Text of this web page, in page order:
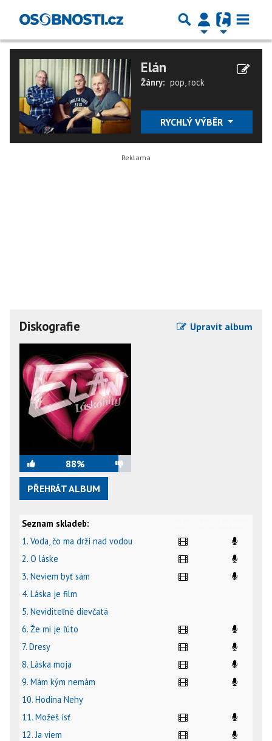
Elán
Žánry: pop,rock
RYCHLÝ VÝBĚR
Diskografie Upravit album
88%
PŘEHRÁT ALBUM
Seznam skladeb:
1. Voda, čo ma drží nad vodou
2. O láske
3. Neviem byť sám
4. Láska je film
5. Neviditeľné dievčatá
6. Že mi je ľúto
7. Dresy
8. Láska moja
9. Mám kým nemám
10. Hodina Nehy
11. Možeš ísť
12. Ja viem